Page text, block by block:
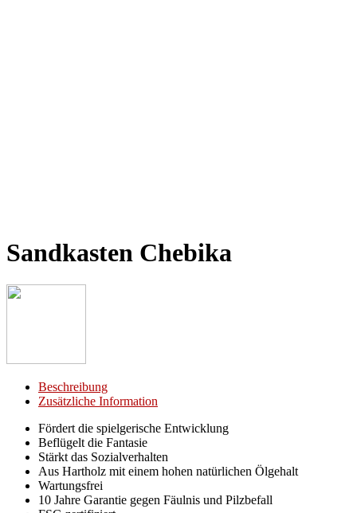
Sandkasten Chebika
Beschreibung
Zusätzliche Information
Fördert die spielgerische Entwicklung
Beflügelt die Fantasie
Stärkt das Sozialverhalten
Aus Hartholz mit einem hohen natürlichen Ölgehalt
Wartungsfrei
10 Jahre Garantie gegen Fäulnis und Pilzbefall